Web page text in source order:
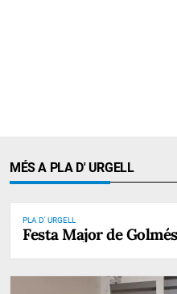
MÉS A PLA D' URGELL
PLA D' URGELL
Festa Major de Golmés